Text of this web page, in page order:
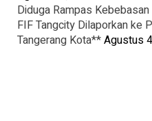
Diduga Rampas
FIF Tangcity Dilaporkan ke
Tangerang Kota**Agustus